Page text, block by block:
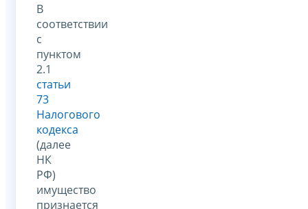
В
соответствии
с
пунктом
2.1
статьи
73
Налогового
кодекса
(далее
НК
РФ)
имущество
признается